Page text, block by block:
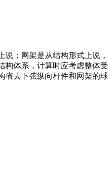
；网架是从结构形式上说，
构体系，计算时应考虑整体受
省去下弦纵向杆件和网架的球